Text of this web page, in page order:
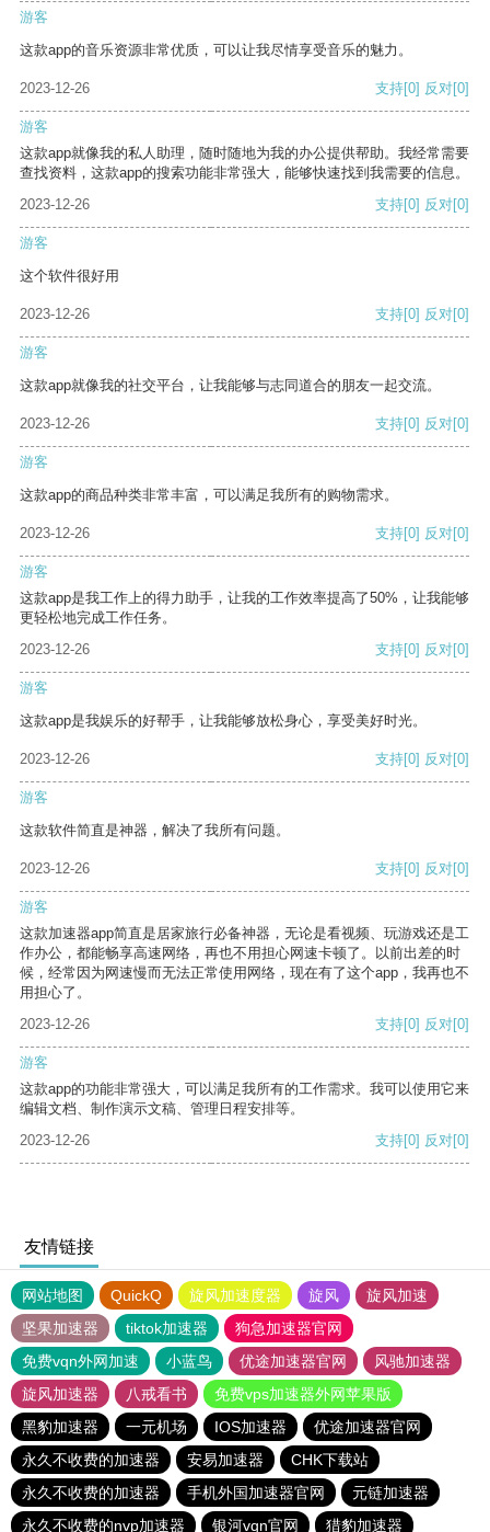
游客
这款app的音乐资源非常优质，可以让我尽情享受音乐的魅力。
2023-12-26 支持[0] 反对[0]
游客
这款app就像我的私人助理，随时随地为我的办公提供帮助。我经常需要
查找资料，这款app的搜索功能非常强大，能够快速找到我需要的信息。
2023-12-26
支持[0] 反对[0]
游客
这个软件很好用
2023-12-26 支持[0] 反对[0]
游客
这款app就像我的社交平台，让我能够与志同道合的朋友一起交流。
2023-12-26 支持[0] 反对[0]
游客
这款app的商品种类非常丰富，可以满足我所有的购物需求。
2023-12-26 支持[0] 反对[0]
游客
这款app是我工作上的得力助手，让我的工作效率提高了50%，让我能够
更轻松地完成工作任务。
2023-12-26
支持[0] 反对[0]
游客
这款app是我娱乐的好帮手，让我能够放松身心，享受美好时光。
2023-12-26 支持[0] 反对[0]
游客
这款软件简直是神器，解决了我所有问题。
2023-12-26 支持[0] 反对[0]
游客
这款加速器app简直是居家旅行必备神器，无论是看视频、玩游戏还是工
作办公，都能畅享高速网络，再也不用担心网速卡顿了。以前出差的时
候，经常因为网速慢而无法正常使用网络，现在有了这个app，我再也不
用担心了。
2023-12-26
支持[0] 反对[0]
游客
这款app的功能非常强大，可以满足我所有的工作需求。我可以使用它来
编辑文档、制作演示文稿、管理日程安排等。
2023-12-26
支持[0] 反对[0]
友情链接
网站地图 QuickQ 旋风加速度器 旋风
旋风加速
坚果加速器
tiktok加速器
狗急加速器官网
免费vqn外网加速
小蓝鸟 优途加速器官网
风驰加速器
旋风加速器
八戒看书
免费vps加速器外网苹果版
黑豹加速器
一元机场 IOS加速器
优途加速器官网
永久不收费的加速器
安易加速器
CHK下载站
永久不收费的加速器
手机外国加速器官网
元链加速器
永久不收费的nvp加速器
银河vqn官网 猎豹加速器